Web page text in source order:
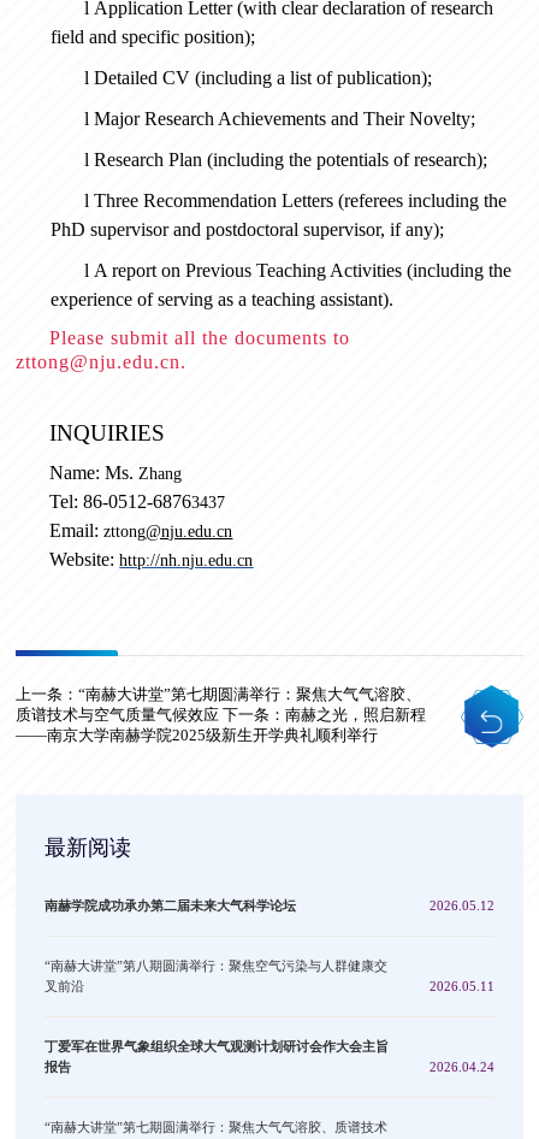
l Application Letter (with clear declaration of research
field and specific position);
lDetailed CV (including a list of publication);
lMajor Research Achievements and Their Novelty;
lResearch Plan (including the potentials of research);
lThree Recommendation Letters (referees including the
PhD supervisor and postdoctoral supervisor, if any);
l A report on Previous Teaching Activities (including the
experience of serving as a teaching assistant).
Pleasesubmit all the documents to
zttong@nju.edu.cn.
INQUIRIES
Name: Ms. Zhang
Tel: 86-0512-68763437
Email:zttong@nju.edu.cn
Website:http://nh.nju.edu.cn
上一条：“南赫大讲堂”第七期圆满举行：聚焦大气气溶胶、
质谱技术与空气质量气候效应 下一条：南赫之光，照启新程
——南京大学南赫学院2025级新生开学典礼顺利举行
最新阅读
南赫学院成功承办第二届未来大气科学论坛 2026.05.12
“南赫大讲堂”第八期圆满举行：聚焦空气污染与人群健康交
叉前沿
2026.05.11
丁爱军在世界气象组织全球大气观测计划研讨会作大会主旨
报告
2026.04.24
“南赫大讲堂”第七期圆满举行：聚焦大气气溶胶、质谱技术